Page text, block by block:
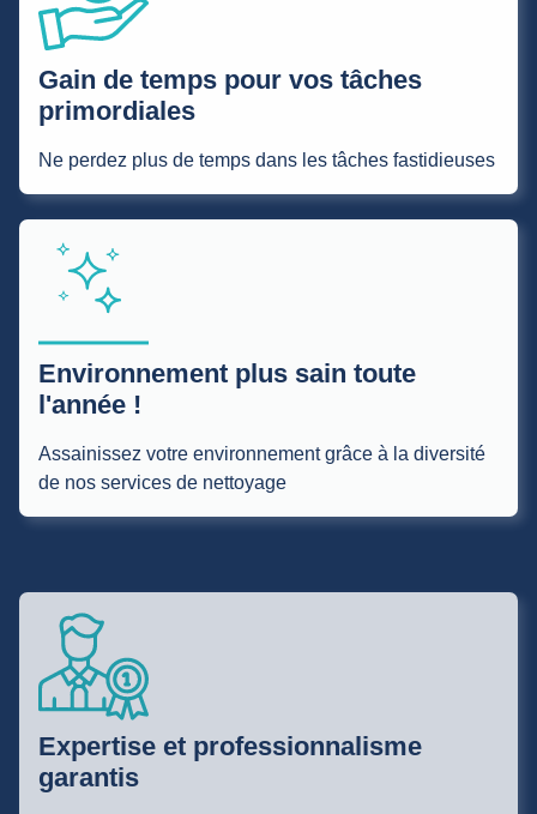
Gain de temps pour vos tâches
primordiales
Ne perdez plus de temps dans les tâches fastidieuses
Environnement plus sain toute
l'année !
Assainissez votre environnement grâce à la diversité
de nos services de nettoyage
Expertise et professionnalisme
garantis
Notre équipe est remplie de maniaques de la propreté